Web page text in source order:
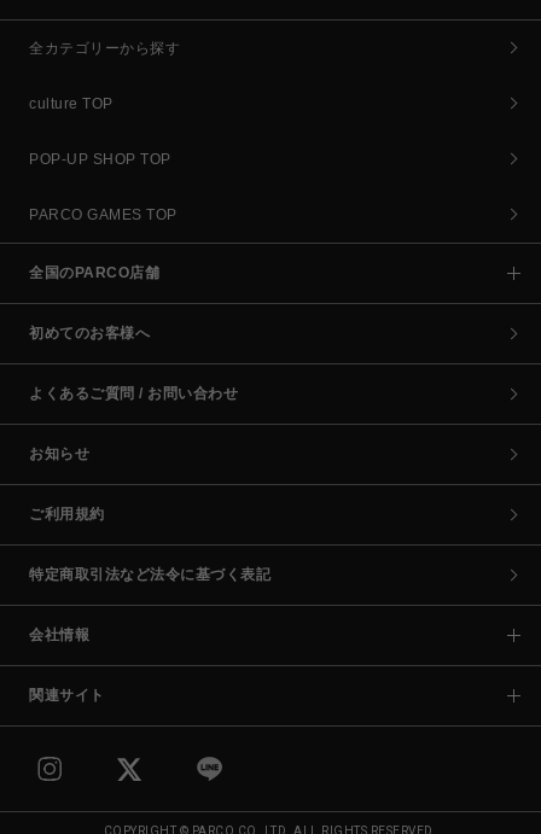
全カテゴリーから探す
culture TOP
POP-UP SHOP TOP
PARCO GAMES TOP
全国のPARCO店舗
初めてのお客様へ
よくあるご質問 / お問い合わせ
お知らせ
ご利用規約
特定商取引法など法令に基づく表記
会社情報
関連サイト
COPYRIGHT © PARCO CO.,LTD. ALL RIGHTS RESERVED.